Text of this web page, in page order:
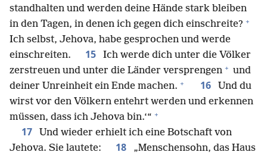
standhalten und werden deine Hände stark bleiben
in den Tagen, in denen ich gegen dich einschreite? +
Ich selbst, Jehova, habe gesprochen und werde
einschreiten.
15
Ich werde dich unter die Völker
zerstreuen und unter die Länder versprengen + und
deiner Unreinheit ein Ende machen. + 16
Und du
wirst vor den Völkern entehrt werden und erkennen
müssen, dass ich Jehova bin.‘“ +
17
Und wieder erhielt ich eine Botschaft von
Jehova. Sie lautete:
18
„Menschensohn, das Haus